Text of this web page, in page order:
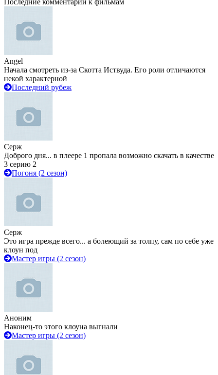
Последние комментарии к фильмам
Angel
Начала смотреть из-за Скотта Иствуда. Его роли отличаются
некой характерной
Последний рубеж
Серж
Доброго дня... в плеере 1 пропала возможно скачать в качестве
3 серию 2
Погоня (2 сезон)
Серж
Это игра прежде всего... а болеющий за толпу, сам по себе уже
клоун под
Мастер игры (2 сезон)
Аноним
Наконец-то этого клоуна выгнали
Мастер игры (2 сезон)